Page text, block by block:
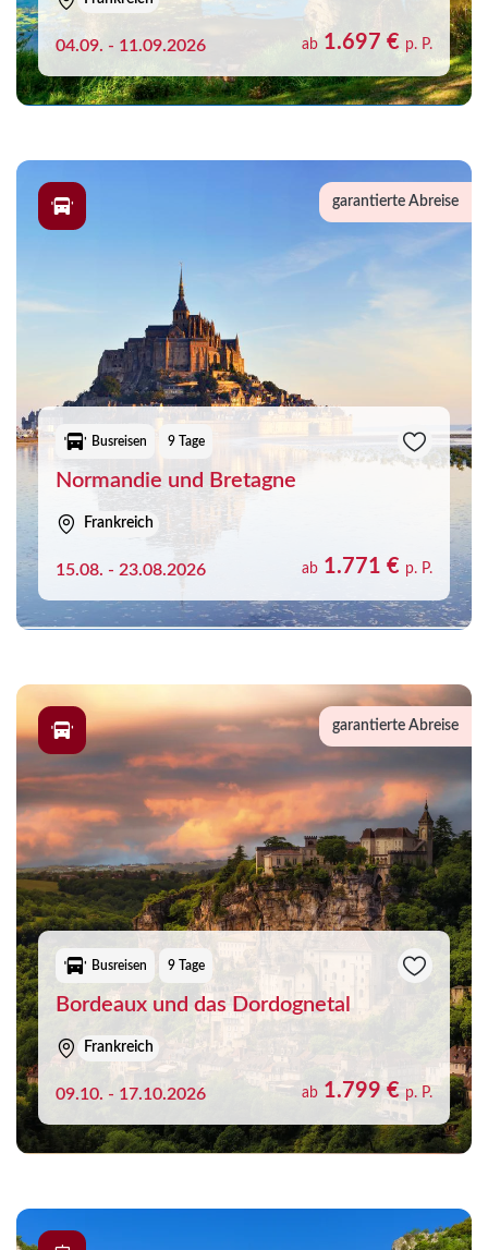
Sie haben noch keine Reisen auf der Merkliste
04.09. - 11.09.2026 ab1.697 € p. P.
garantierte Abreise
Busreisen 9 Tage
Normandie und Bretagne
Frankreich
15.08. - 23.08.2026 ab 1.771 € p. P.
garantierte Abreise
Busreisen 9 Tage
Bordeaux und das Dordognetal
Frankreich
09.10. - 17.10.2026 ab 1.799 €p. P.